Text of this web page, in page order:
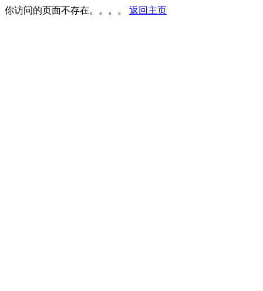
你访问的页面不存在。。。。 返回主页